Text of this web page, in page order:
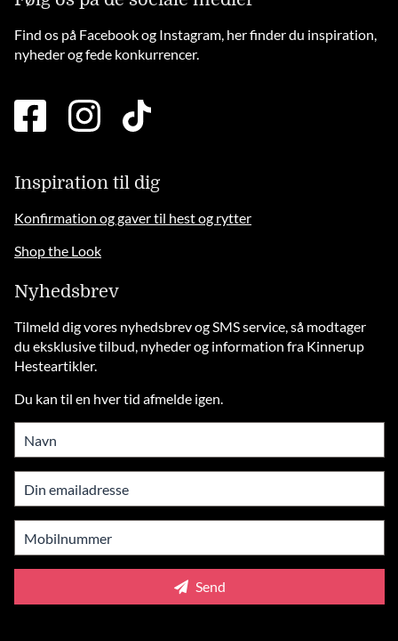
Find os på Facebook og Instagram, her finder du inspiration,
nyheder og fede konkurrencer.
facebook
square
instagramtiktok
Inspiration til dig
Konfirmation og gaver til hest og rytter
Shop the Look
Nyhedsbrev
Tilmeld dig vores nyhedsbrev og SMS service, så modtager
du eksklusive tilbud, nyheder og information fra Kinnerup
Hesteartikler.
Du kan til en hver tid afmelde igen.
Send